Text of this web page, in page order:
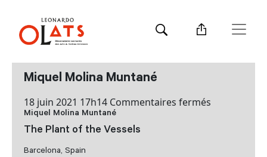
Miquel Molina Muntané
18 juin 2021 17h14 Commentaires fermés
Miquel Molina Muntané
The Plant of the Vessels
Barcelona, Spain